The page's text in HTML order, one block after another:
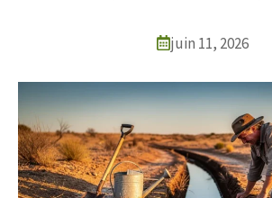
juin 11, 2026